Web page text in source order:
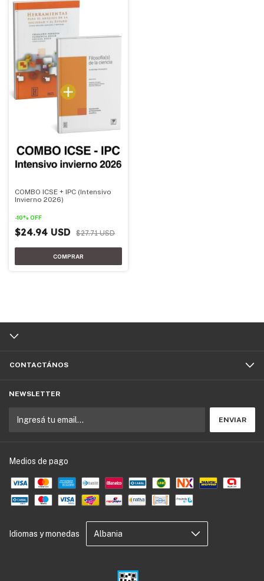
COMBO ICSE + IPC (Intensivo
Invierno 2026)
-10% OFF
$24.94 USD $27.71 USD
CONTACTÁNOS
NEWSLETTER
Medios de pago
Idiomas y monedas